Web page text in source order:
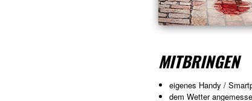
MITBRINGEN
eigenes Handy /
dem Wetter